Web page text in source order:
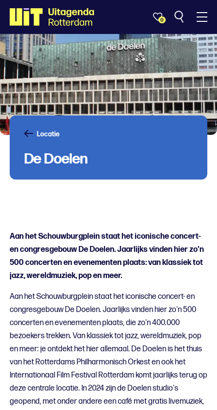
0
Locatie
De Doelen
Aan het Schouwburgplein staat het iconische concert-
en congresgebouw De Doelen. Jaarlijks vinden hier zo'n
500 concerten en evenementen plaats: van klassiek tot
jazz, wereldmuziek, pop en meer.
Aan het Schouwburgplein staat het iconische concert- en
congresgebouw De Doelen. Jaarlijks vinden hier zo'n 500
concerten en evenementen plaats, die zo'n 400.000
bezoekers trekken. Van klassiek tot jazz, wereldmuziek, pop
en meer: je ontdekt het hier allemaal. De Doelen is het thuis
van het Rotterdams Philharmonisch Orkest en ook het
Internationaal Film Festival Rotterdam komt jaarlijks terug op
deze centrale locatie. In 2024 zijn de Doelen studio's
geopend, met onder andere een café met gratis livemuziek,